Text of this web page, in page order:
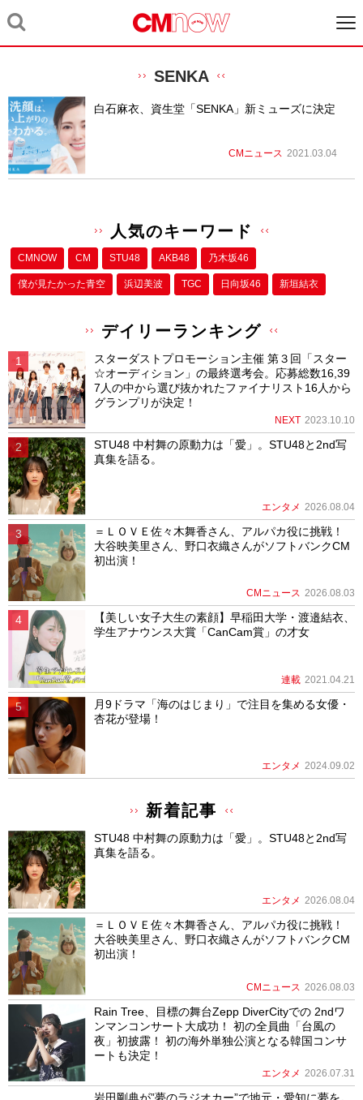
SENKA
白石麻衣、資生堂「SENKA」新ミューズに決定
CMニュース 2021.03.04
人気のキーワード
CMNOW CM STU48 AKB48 乃木坂46
僕が⾒たかった⻘空 浜辺美波 TGC 日向坂46 新垣結衣
デイリーランキング
スターダストプロモーション主催 第３回「スター
☆オーディション」の最終選考会。応募総数16,39
7人の中から選び抜かれたファイナリスト16人から
グランプリが決定！
NEXT 2023.10.10
STU48 中村舞の原動力は「愛」。STU48と2nd写
真集を語る。
エンタメ 2026.08.04
＝ＬＯＶＥ佐々木舞香さん、アルパカ役に挑戦！
大谷映美里さん、野口衣織さんがソフトバンクCM
初出演！
CMニュース 2026.08.03
【美しい女子大生の素顔】早稲田大学・渡邉結衣、
学生アナウンス大賞「CanCam賞」の才女
連載 2021.04.21
月9ドラマ「海のはじまり」で注目を集める女優・
杏花が登場！
エンタメ 2024.09.02
新着記事
STU48 中村舞の原動力は「愛」。STU48と2nd写
真集を語る。
エンタメ 2026.08.04
＝ＬＯＶＥ佐々木舞香さん、アルパカ役に挑戦！
大谷映美里さん、野口衣織さんがソフトバンクCM
初出演！
CMニュース 2026.08.03
Rain Tree、目標の舞台Zepp DiverCityでの 2ndワ
ンマンコンサート大成功！ 初の全員曲「台風の
夜」初披露！ 初の海外単独公演となる韓国コンサ
ートも決定！
エンタメ 2026.07.31